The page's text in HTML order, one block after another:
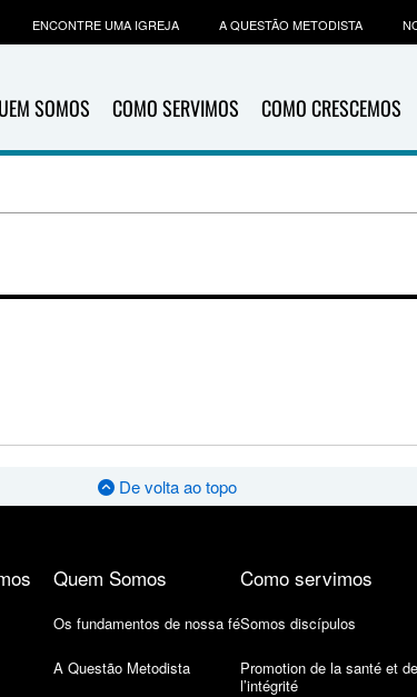
SOMOS COMO SERVIMOS COMO CRESCEMOS
ENCONTRE UMA IGREJA A QUESTÃO METODISTA
De volta ao topo
Quem Somos
Os fundamentos de nossa fé
A Questão Metodista
Como servimos
Somos discípulos
Promotion de la santé et de
l’intégrité